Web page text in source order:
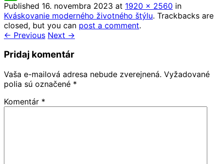
WhatsApp
Published 16. novembra 2023 at 1920 × 2560 in
Kváskovanie moderného životného štýlu. Trackbacks are
closed, but you can post a comment.
← Previous Next →
Pridaj komentár
Vaša e-mailová adresa nebude zverejnená. Vyžadované
polia sú označené *
Komentár *